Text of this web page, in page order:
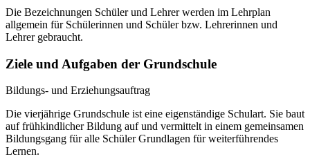
Die Bezeichnungen Schüler und Lehrer werden im Lehrplan
allgemein für Schülerinnen und Schüler bzw. Lehrerinnen und
Lehrer gebraucht.
Ziele und Aufgaben der Grundschule
Bildungs- und Erziehungsauftrag
Die vierjährige Grundschule ist eine eigenständige Schulart. Sie baut
auf frühkindlicher Bildung auf und vermittelt in einem gemeinsamen
Bildungsgang für alle Schüler Grundlagen für weiterführendes
Lernen.